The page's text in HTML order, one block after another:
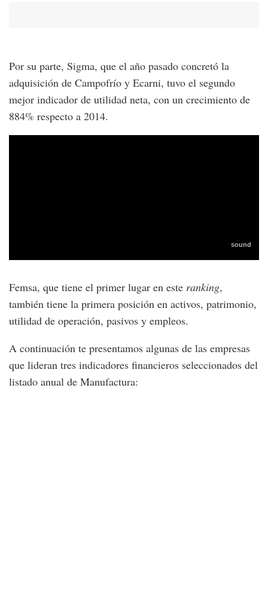
Por su parte, Sigma, que el año pasado concretó la
adquisición de Campofrío y Ecarni, tuvo el segundo
mejor indicador de utilidad neta, con un crecimiento de
884% respecto a 2014.
Femsa, que tiene el primer lugar en este ranking,
también tiene la primera posición en activos, patrimonio,
utilidad de operación, pasivos y empleos.
A continuación te presentamos algunas de las empresas
que lideran tres indicadores financieros seleccionados del
listado anual de Manufactura: